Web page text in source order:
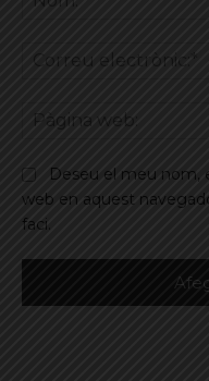
Deseu el meu nom,
web en aquest
faci.